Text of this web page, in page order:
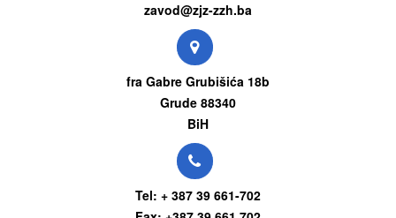
zavod@zjz-zzh.ba
fra Gabre Grubišića 18b
Grude 88340
BiH
Tel: + 387 39 661-702